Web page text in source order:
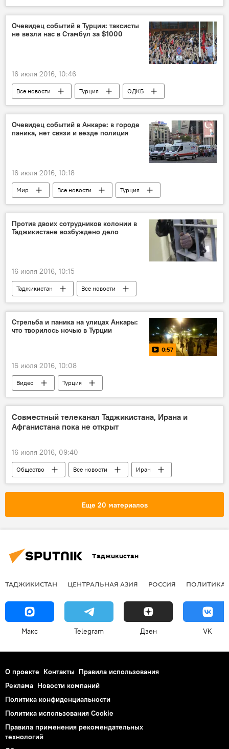
Грузия
госпереворот
Реджеп Тайип Эрдоган
Очевидец событий в Турции: таксисты
не везли нас в Стамбул за $1000
16 июля 2016, 10:46
Все новости Турция
ОДКБ
Реджеп Тайип Эрдоган
Очевидец событий в Анкаре: в городе
паника, нет связи и везде полиция
16 июля 2016, 10:18
Мир Все новости
Турция
Реджеп Тайип Эрдоган
танк
Против двоих сотрудников колонии в
Таджикистане возбуждено дело
16 июля 2016, 10:15
Таджикистан
Все новости
уголовное дело
Стрельба и паника на улицах Анкары:
что творилось ночью в Турции
0:57
16 июля 2016, 10:08
Видео
Турция
Армия и вооружение
Реджеп Тайип Эрдоган
Совместный телеканал Таджикистана, Ирана и
Афганистана пока не открыт
16 июля 2016, 09:40
Общество Все новости
Иран
Афганистан
Таджикистан
Еще 20 материалов
Таджикистан
ТАДЖИКИСТАН ЦЕНТРАЛЬНАЯ АЗИЯ РОССИЯ ПОЛИТИКА
Макс Telegram Дзен VK
О проекте Контакты Правила использования
Реклама Новости компаний
Политика конфиденциальности
Политика использования Cookie
Правила применения рекомендательных
технологий